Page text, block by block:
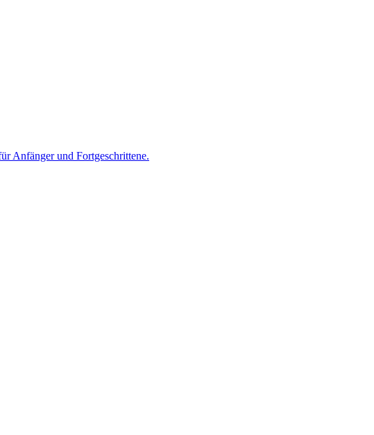
Anfänger und Fortgeschrittene.